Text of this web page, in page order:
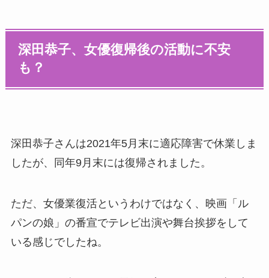
深田恭子、女優復帰後の活動に不安
も？
深田恭子さんは2021年5月末に適応障害で休業しま
したが、同年9月末には復帰されました。
ただ、女優業復活というわけではなく、映画「ル
パンの娘」の番宣でテレビ出演や舞台挨拶をして
いる感じでしたね。